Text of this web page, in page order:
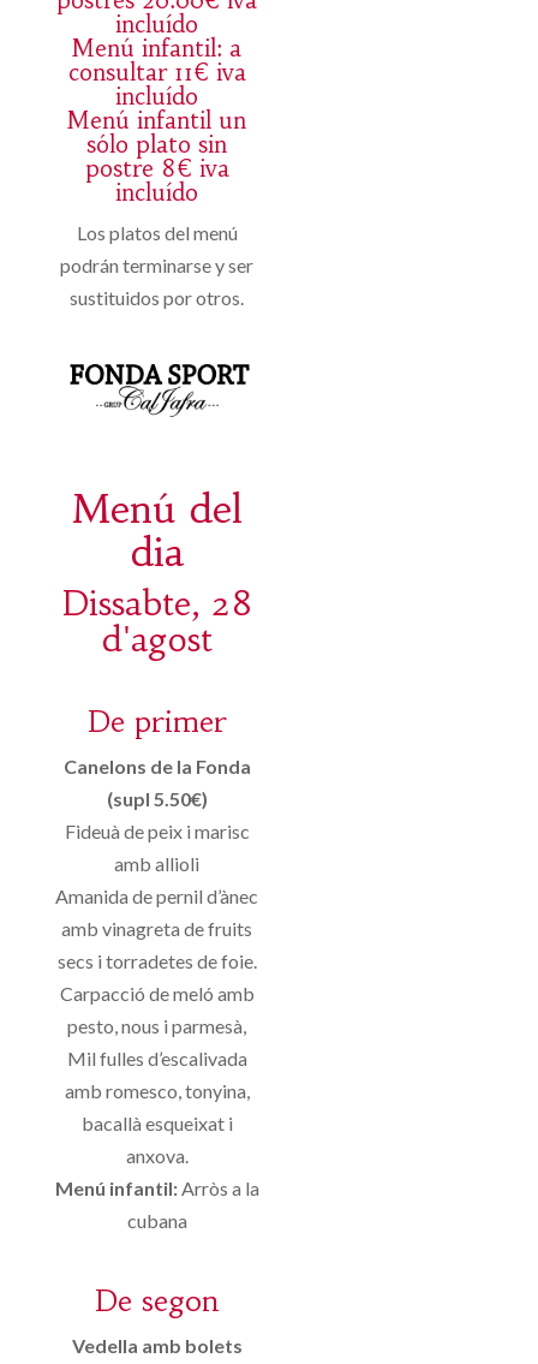
incluído
Menú infantil: a
consultar 11€ iva
incluído
Menú infantil un
sólo plato sin
postre 8€ iva
incluído
Los platos del menú
podrán terminarse y ser
sustituidos por otros.
Menú del
dia
Dissabte, 28
d'agost
De primer
Canelons de la Fonda
(supl 5.50€)
Fideuà de peix i marisc
amb allioli
Amanida de pernil d’ànec
amb vinagreta de fruits
secs i torradetes de foie.
Carpacció de meló amb
pesto, nous i parmesà,
Mil fulles d’escalivada
amb romesco, tonyina,
bacallà esqueixat i
anxova.
Menú infantil:Arròs a la
cubana
De segon
Vedella amb bolets